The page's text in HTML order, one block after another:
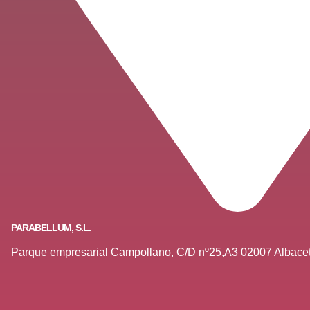
PARABELLUM, S.L.
Parque empresarial Campollano, C/D nº25,A3 02007